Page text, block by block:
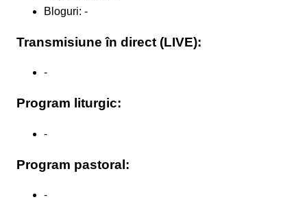
Bloguri: -
Transmisiune în direct (LIVE):
-
Program liturgic:
-
Program pastoral:
-